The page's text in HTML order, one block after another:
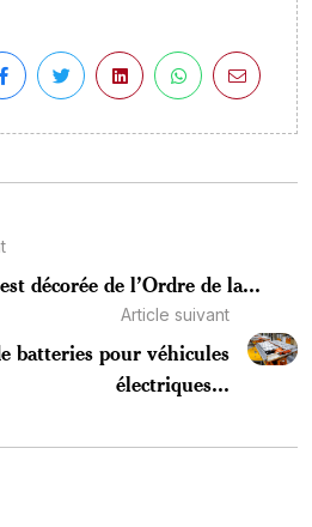
décorée de l’Ordre de la...
Article suivant
batteries pour véhicules
électriques...